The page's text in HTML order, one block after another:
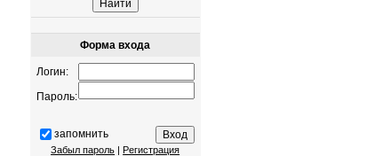
Форма входа
Логин:
Пароль:
запомнить
Забыл пароль |Регистрация